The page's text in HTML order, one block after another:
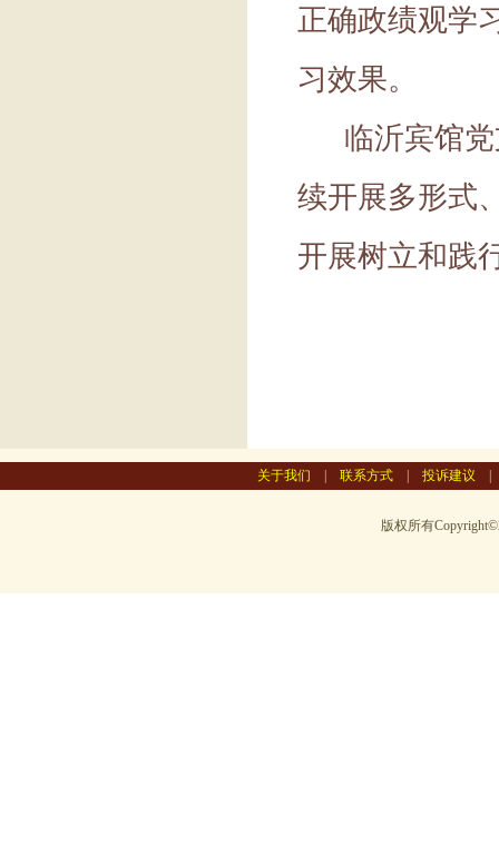
正确政绩观学
习效果。
临沂宾馆党
续开展多形式
开展树立和践
关于我们 联系方式 投诉建议
版权所有